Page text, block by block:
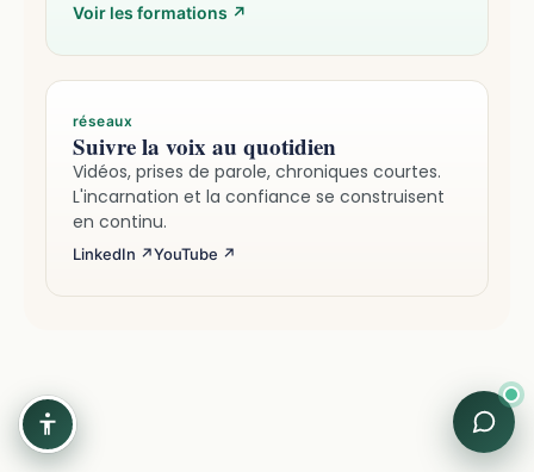
Voir les formations ↗
réseaux
Suivre la voix au quotidien
Vidéos, prises de parole, chroniques courtes.
L'incarnation et la confiance se construisent
en continu.
LinkedIn ↗YouTube ↗